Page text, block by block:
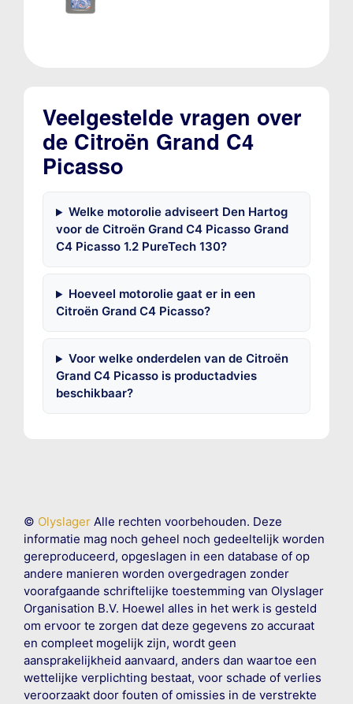
Veelgestelde vragen over
de Citroën Grand C4
Picasso
Welke motorolie adviseert Den Hartog
voor de Citroën Grand C4 Picasso Grand
C4 Picasso 1.2 PureTech 130?
Hoeveel motorolie gaat er in een
Citroën Grand C4 Picasso?
Voor welke onderdelen van de Citroën
Grand C4 Picasso is productadvies
beschikbaar?
© OlyslagerAlle rechten voorbehouden. Deze
informatie mag noch geheel noch gedeeltelijk worden
gereproduceerd, opgeslagen in een database of op
andere manieren worden overgedragen zonder
voorafgaande schriftelijke toestemming van Olyslager
Organisation B.V. Hoewel alles in het werk is gesteld
om ervoor te zorgen dat deze gegevens zo accuraat
en compleet mogelijk zijn, wordt geen
aansprakelijkheid aanvaard, anders dan waartoe een
wettelijke verplichting bestaat, voor schade of verlies
veroorzaakt door fouten of omissies in de verstrekte